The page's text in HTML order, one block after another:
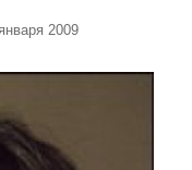
2009